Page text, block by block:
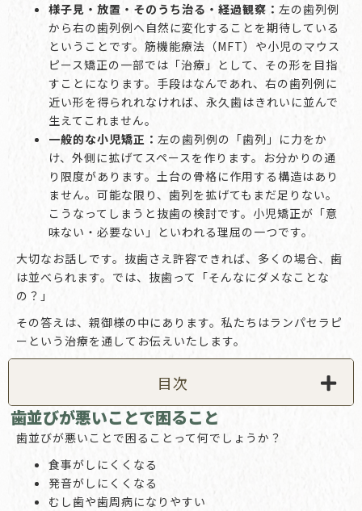
様子見・放置・そのうち治る・経過観察： 左の歯列例
から右の歯列例へ自然に変化することを期待している
ということです。筋機能療法（MFT）や小児のマウス
ピース矯正の一部では「治療」として、その形を目指
すことになります。手段はなんであれ、右の歯列例に
近い形を得られれなければ、永久歯はきれいに並んで
生えてこれません。
一般的な小児矯正： 左の歯列例の「歯列」に力をか
け、外側に拡げてスペースを作ります。お分かりの通
り限度があります。土台の骨格に作用する構造はあり
ません。可能な限り、歯列を拡げてもまだ足りない。
こうなってしまうと抜歯の検討です。小児矯正が「意
味ない・必要ない」といわれる理屈の一つです。
大切なお話しです。抜歯さえ許容できれば、多くの場合、歯
は並べられます。では、抜歯って「そんなにダメなことな
の？」
その答えは、親御様の中にあります。私たちはランパセラピ
ーという治療を通してお伝えいたします。
目次
歯並びが悪いことで困ること
歯並びが悪いことで困ることって何でしょうか？
食事がしにくくなる
発音がしにくくなる
むし歯や歯周病になりやすい